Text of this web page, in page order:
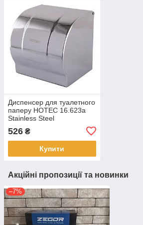
Диспенсер для туалетного
паперу HOTEC 16.623а
Stainless Steel
526 ₴
Купити
Акційні пропозиції та новинки
–7%